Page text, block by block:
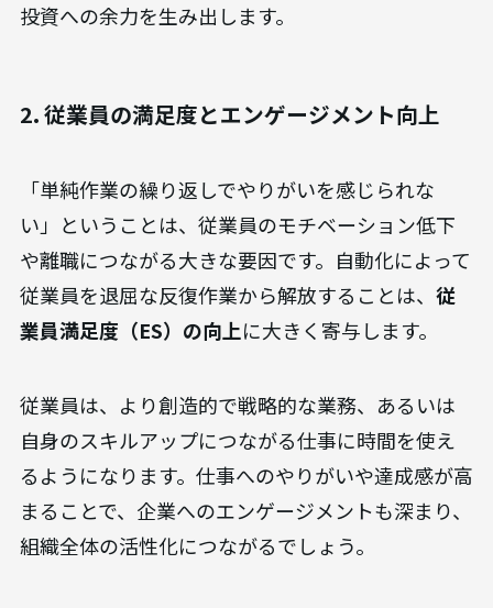
投資への余力を生み出します。
2. 従業員の満足度とエンゲージメント向上
「単純作業の繰り返しでやりがいを感じられな
い」ということは、従業員のモチベーション低下
や離職につながる大きな要因です。自動化によって
従業員を退屈な反復作業から解放することは、 従
業員満足度（ES）の向上に大きく寄与します。
従業員は、より創造的で戦略的な業務、あるいは
自身のスキルアップにつながる仕事に時間を使え
るようになります。仕事へのやりがいや達成感が高
まることで、企業へのエンゲージメントも深まり、
組織全体の活性化につながるでしょう。